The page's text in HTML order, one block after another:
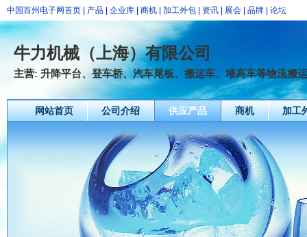
中国百州电子网首页 产品 企业库 商机 加工外包 资讯 展会 品牌 论坛
牛力机械（上海）有限公司
主营: 升降平台、登车桥、汽车尾板、搬运车、堆高车等物流搬
网站首页 公司介绍 供应产品 商机 加工